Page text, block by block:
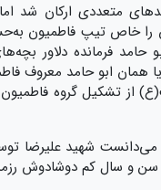
متعددی ارکان شد
را خاص تیپ فاطمیون
فرمانده دلاور
ابو حامد معروف
از تشکیل گروه
شهید علیرضا
و سال کم دوشادوش